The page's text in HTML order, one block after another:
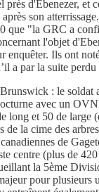
près d'Ebenezer, et
son
que "la GRC a
l'objet
enquêter. Ils ont
a par la suite
: le soldat
avec un
long et 50 de large
de la cime des
de
centre (plus de
la 5ème
pour plusieurs